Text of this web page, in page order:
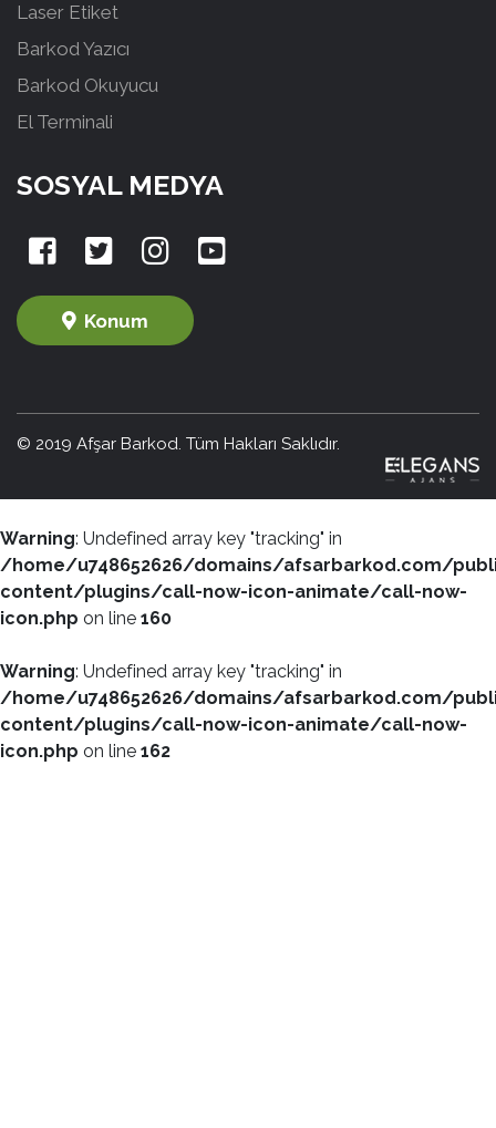
Laser Etiket
Barkod Yazıcı
Barkod Okuyucu
El Terminali
SOSYAL MEDYA
Konum
© 2019 Afşar Barkod. Tüm Hakları Saklıdır.
Warning: Undefined array key "tracking" in
/home/u748652626/domains/afsarbarkod.com/
content/plugins/call-now-icon-animate/call-now-
icon.php on line 160
Warning: Undefined array key "tracking" in
/home/u748652626/domains/afsarbarkod.com/
content/plugins/call-now-icon-animate/call-now-
icon.php on line 162